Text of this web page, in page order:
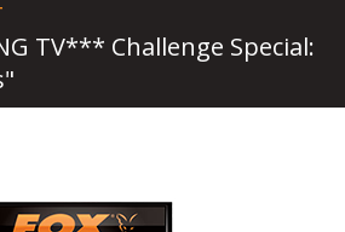
TV*** Challenge Special: